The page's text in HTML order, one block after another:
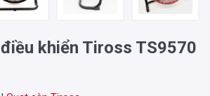
khiển Tiross TS9570